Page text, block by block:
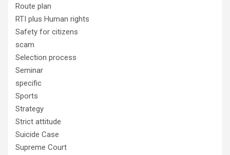
Route plan
RTI plus Human rights
Safety for citizens
scam
Selection process
Seminar
specific
Sports
Strategy
Strict attitude
Suicide Case
Supreme Court